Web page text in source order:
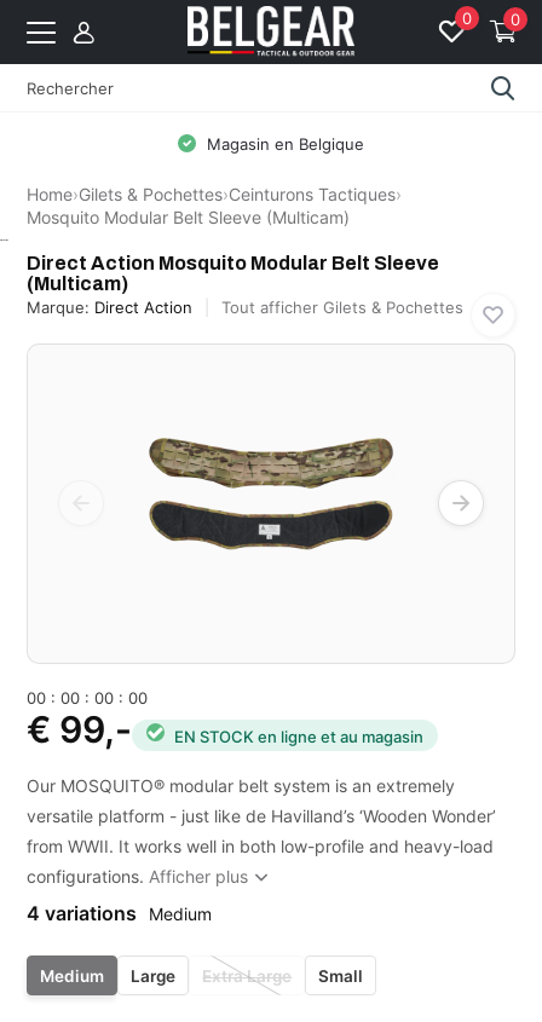
0 0
Magasin en Belgique
Home›Gilets & Pochettes›Ceinturons Tactiques›
Mosquito Modular Belt Sleeve (Multicam)
Direct Action Mosquito Modular Belt Sleeve
(Multicam)
Marque: Direct Action Tout afficher Gilets & Pochettes
00 :00 :00 :00
€ 99,- EN STOCK en ligne et au magasin
Our MOSQUITO® modular belt system is an extremely
versatile platform - just like de Havilland’s ‘Wooden Wonder’
from WWII. It works well in both low-profile and heavy-load
configurations. Afficher plus
4 variations Medium
Medium Large Extra Large Small